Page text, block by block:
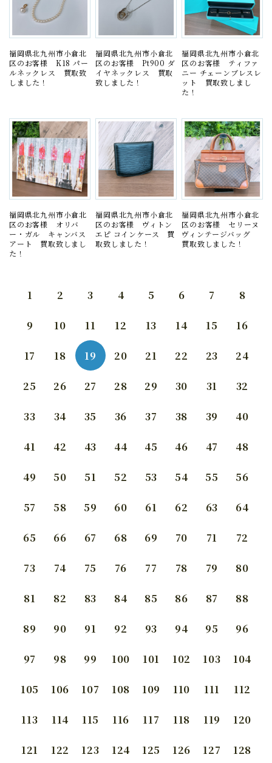
福岡県北九州市小倉北
区のお客様 K18 パー
ルネックレス 買取致
しました！
福岡県北九州市小倉北
区のお客様 Pt900 ダ
イヤネックレス 買取
致しました！
福岡県北九州市小倉北
区のお客様 ティファ
ニー チェーンブレスレ
ット 買取致しまし
た！
福岡県北九州市小倉北
区のお客様 オリバ
ー・ガル キャンバス
アート 買取致しまし
た！
福岡県北九州市小倉北
区のお客様 ヴィトン
エピ コインケース 買
取致しました！
福岡県北九州市小倉北
区のお客様 セリーヌ
ヴィンテージバッグ
買取致しました！
1 2 3 4 5 6 7 8
9 10 11 12 13 14 15 16
17 18 19 20 21 22 23 24
25 26 27 28 29 30 31 32
33 34 35 36 37 38 39 40
41 42 43 44 45 46 47 48
49 50 51 52 53 54 55 56
57 58 59 60 61 62 63 64
65 66 67 68 69 70 71 72
73 74 75 76 77 78 79 80
81 82 83 84 85 86 87 88
89 90 91 92 93 94 95 96
97 98 99 100 101 102 103 104
105 106 107 108 109 110 111 112
113 114 115 116 117 118 119 120
121 122 123 124 125 126 127 128